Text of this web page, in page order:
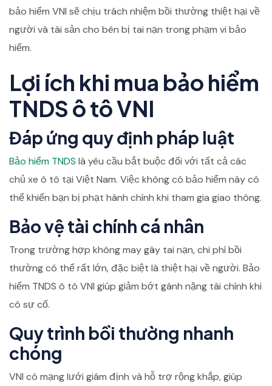
bảo hiểm VNI sẽ chịu trách nhiệm bồi thường thiệt hại về
người và tài sản cho bên bị tai nạn trong phạm vi bảo
hiểm.
Lợi ích khi mua bảo hiểm
TNDS ô tô VNI
Đáp ứng quy định pháp luật
Bảo hiểm TNDS là yêu cầu bắt buộc đối với tất cả các
chủ xe ô tô tại Việt Nam. Việc không có bảo hiểm này có
thể khiến bạn bị phạt hành chính khi tham gia giao thông.
Bảo vệ tài chính cá nhân
Trong trường hợp không may gây tai nạn, chi phí bồi
thường có thể rất lớn, đặc biệt là thiệt hại về người. Bảo
hiểm TNDS ô tô VNI giúp giảm bớt gánh nặng tài chính khi
có sự cố.
Quy trình bồi thường nhanh
chóng
VNI có mạng lưới giám định và hỗ trợ rộng khắp, giúp